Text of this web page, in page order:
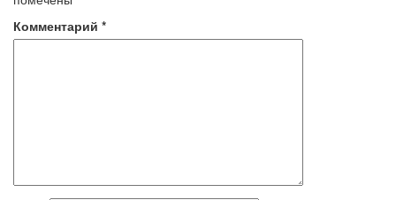
Комментарий *